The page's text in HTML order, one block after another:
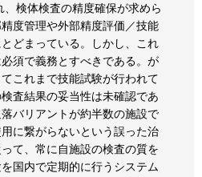
検体検査の精度確保が求めら
度管理や外部精度評価／技能
どまっている。しかし、これ
須で義務とすべきである。が
これまで技能試験が行われて
査結果の妥当性は未確認であ
バリアントが約半数の施設で
に繋がらないという誤った治
て、常に自施設の検査の質を
国内で定期的に行うシステム